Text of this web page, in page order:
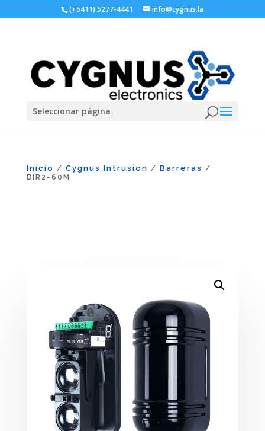
(+5411) 5277-4441 info@cygnus.la
Seleccionar página
Inicio / Cygnus Intrusion / Barreras /
BIR2-60M